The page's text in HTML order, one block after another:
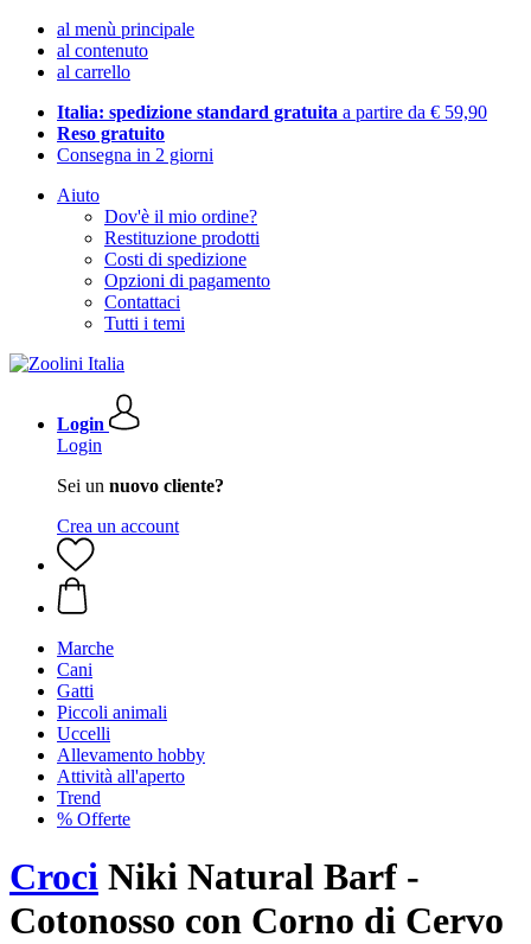
al menù principale
al contenuto
al carrello
Italia: spedizione standard gratuita a partire da € 59,90
Reso gratuito
Consegna in 2 giorni
Aiuto
Dov'è il mio ordine?
Restituzione prodotti
Costi di spedizione
Opzioni di pagamento
Contattaci
Tutti i temi
Login
Login
Sei un nuovo cliente?
Crea un account
Marche
Cani
Gatti
Piccoli animali
Uccelli
Allevamento hobby
Attività all'aperto
Trend
% Offerte
Croci Niki Natural Barf -
Cotonosso con Corno di Cervo